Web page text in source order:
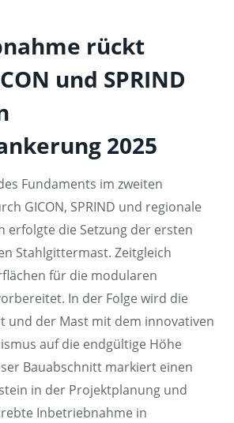
rückt
und SPRIND
2025
Fundaments im zweiten
GICON, SPRIND und regionale
erfolgte die Setzung der ersten
Stahlgittermast. Zeitgleich
für die modularen
In der Folge wird die
und der Mast mit dem innovativen
auf die endgültige Höhe
Bauabschnitt markiert einen
in der Projektplanung und
Inbetriebnahme in